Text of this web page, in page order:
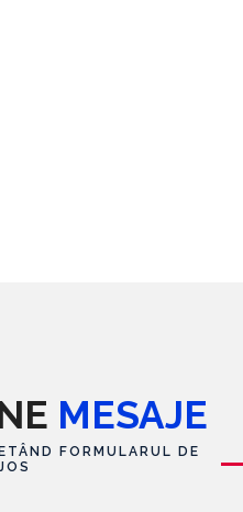
MESAJE
FORMULARUL DE